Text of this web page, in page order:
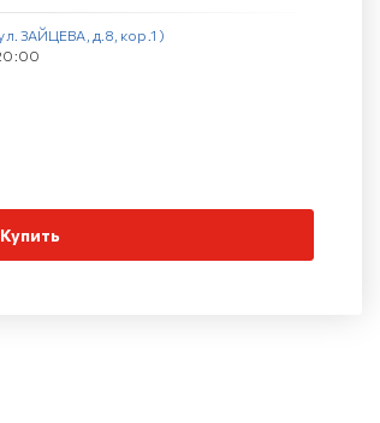
ЗАЙЦЕВА, д.8, кор.1 )
Купить